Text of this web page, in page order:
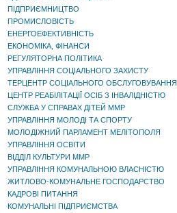
ПІДПРИЄМНИЦТВО
ПРОМИСЛОВІСТЬ
ЕНЕРГОЕФЕКТИВНІСТЬ
ЕКОНОМІКА, ФІНАНСИ
РЕГУЛЯТОРНА ПОЛІТИКА
УПРАВЛІННЯ СОЦІАЛЬНОГО ЗАХИСТУ
ТЕРЦЕНТР СОЦІАЛЬНОГО ОБСЛУГОВУВАННЯ
ЦЕНТР РЕАБІЛІТАЦІЇ ОСІБ З ІНВАЛІДНІСТЮ
СЛУЖБА У СПРАВАХ ДІТЕЙ ММР
УПРАВЛІННЯ МОЛОДІ ТА СПОРТУ
МОЛОДІЖНИЙ ПАРЛАМЕНТ МЕЛІТОПОЛЯ
УПРАВЛІННЯ ОСВІТИ
ВІДДІЛ КУЛЬТУРИ ММР
УПРАВЛІННЯ КОМУНАЛЬНОЮ ВЛАСНІСТЮ
ЖИТЛОВО-КОМУНАЛЬНЕ ГОСПОДАРСТВО
КАДРОВІ ПИТАННЯ
КОМУНАЛЬНІ ПІДПРИЄМСТВА